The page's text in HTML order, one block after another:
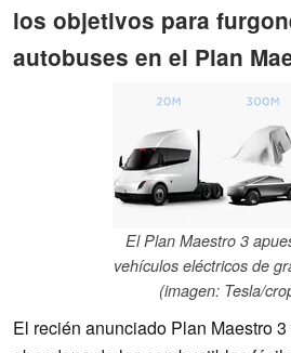
los objetivos para
autobuses en el Plan
El Plan Maestro 3
vehículos eléctricos de
(imagen: Tesla/
El recién anunciado Plan Maestro